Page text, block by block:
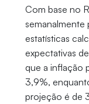
Com base no
semanalmente
estatísticas
expectativas
que a inflação
3,9%,
projeção é de